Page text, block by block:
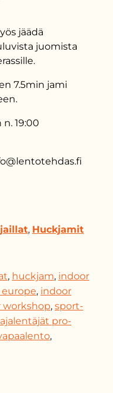
jäädä
juomista
7.5min jami
19:00
, Huckjamit
, huckjam, indoor
, indoor
workshop, sport-
pro-
,